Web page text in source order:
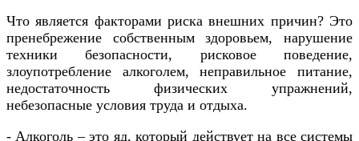
Что является факторами риска внешних причин? Это
пренебрежение собственным здоровьем, нарушение
техники безопасности, рисковое поведение,
злоупотребление алкоголем, неправильное питание,
недостаточность физических упражнений,
небезопасные условия труда и отдыха.
- Алкоголь – это яд, который действует на все системы